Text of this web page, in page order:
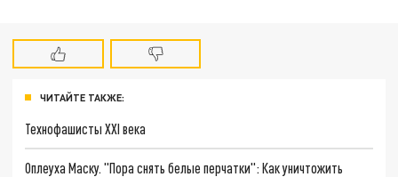
ЧИТАЙТЕ ТАКЖЕ:
Технофашисты XXI века
Оплеуха Маску. "Пора снять белые перчатки": Как уничтожить